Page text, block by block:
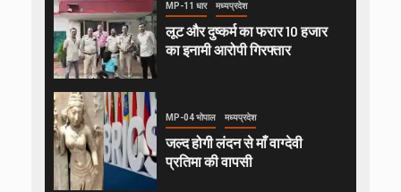
MP-11 धार मध्यप्रदेश
लूट और दुष्कर्म का फरार 10 हजार
का इनामी आरोपी गिरफ्तार
MP-04 भोपाल मध्यप्रदेश
जल्द होगी लंदन से माँ वाग्देवी
प्रतिमा की वापसी